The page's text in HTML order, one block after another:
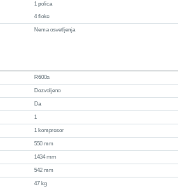
1 polica
4 fioke
Nema osvetljenja
R600a
Dozvoljeno
Da
1
1 kompresor
550 mm
1434 mm
542 mm
47 kg